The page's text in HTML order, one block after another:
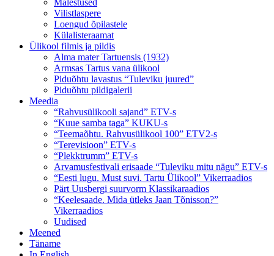
Mälestused
Vilistlaspere
Loengud õpilastele
Külalisteraamat
Ülikool filmis ja pildis
Alma mater Tartuensis (1932)
Armsas Tartus vana ülikool
Piduõhtu lavastus “Tuleviku juured”
Piduõhtu pildigalerii
Meedia
“Rahvusülikooli sajand” ETV-s
“Kuue samba taga” KUKU-s
“Teemaõhtu. Rahvusülikool 100” ETV2-s
“Terevisioon” ETV-s
“Plekktrumm” ETV-s
Arvamusfestivali erisaade “Tuleviku mitu nägu” ETV-s
“Eesti lugu. Must suvi. Tartu Ülikool” Vikerraadios
Pärt Uusbergi suurvorm Klassikaraadios
“Keelesaade. Mida ütleks Jaan Tõnisson?”
Vikerraadios
Uudised
Meened
Täname